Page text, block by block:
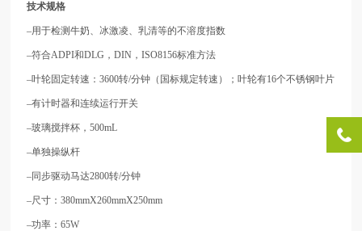
技术规格
–用于检测牛奶、冰激凌、乳清等的不溶度指数
–符合ADPI和DLG，DIN，ISO8156标准方法
–叶轮固定转速：3600转/分钟（国标规定转速）；叶轮有16个不锈钢叶片
–有计时器和连续运行开关
–玻璃搅拌杯，500mL
–单独操纵杆
–同步驱动马达2800转/分钟
–尺寸：380mmX260mmX250mm
–功率：65W